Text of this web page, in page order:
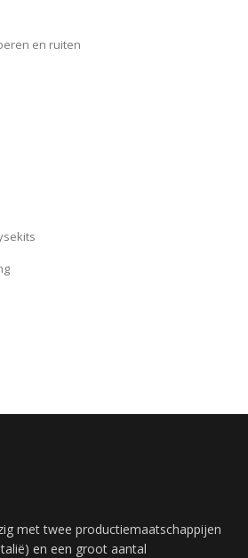
en ruiten
met twee productiemaatschappijen
en een groot aantal